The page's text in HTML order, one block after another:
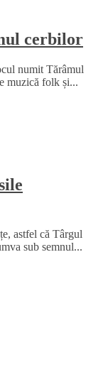
cerbilor
numit Tărâmul
muzică folk și...
astfel că Târgul
sub semnul...